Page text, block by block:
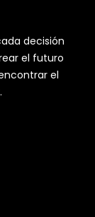
decisión
el futuro
el